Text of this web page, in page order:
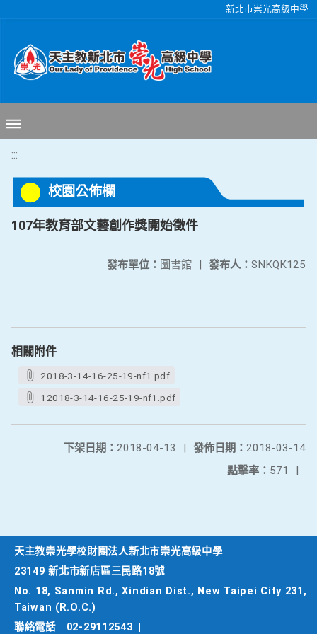
新北市崇光高級中學
:::
校園公佈欄
107年教育部文藝創作獎開始徵件
發布人： SNKQK125
發布單位： 圖書館 |
相關附件
2018-3-14-16-25-19-nf1.pdf
12018-3-14-16-25-19-nf1.pdf
發佈日期： 2018-03-14
下架日期： 2018-04-13
|
點擊率： 571 |
天主教崇光學校財團法人新北市崇光高級中學
23149 新北市新店區三民路18號
No. 18, Sanmin Rd., Xindian Dist., New Taipei City 231,
Taiwan (R.O.C.)
聯絡電話
02-29112543